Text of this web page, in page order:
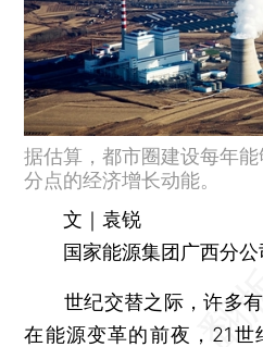
据估算，都市圈建设每年
分点的经济增长动能。
文｜袁锐
国家能源集团广西分公
世纪交替之际，许多有
在能源变革的前夜，21